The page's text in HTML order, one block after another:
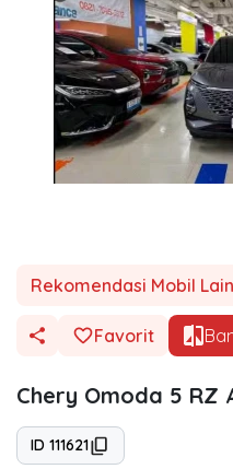
Rekomendasi Mobil
Favorit
Chery Omoda 5 RZ
ID 111621